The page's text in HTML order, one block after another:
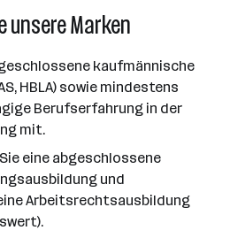
unsere Marken
kaufmännische
HBLA) sowie mindestens
Berufserfahrung in der
mit.
eine abgeschlossene
und
Arbeitsrechtsausbildung